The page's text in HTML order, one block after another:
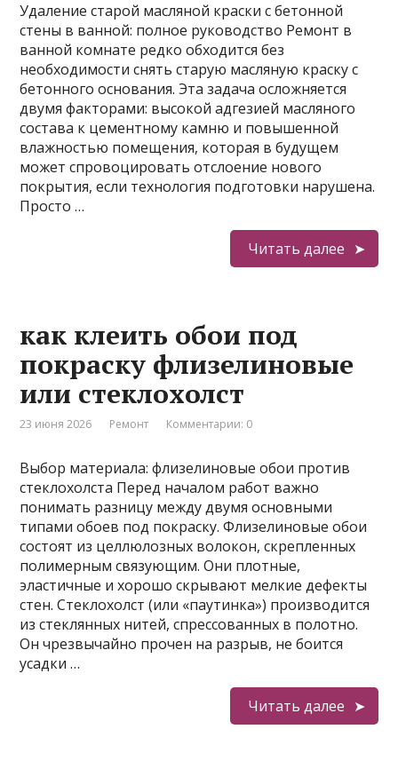
Удаление старой масляной краски с бетонной
стены в ванной: полное руководство Ремонт в
ванной комнате редко обходится без
необходимости снять старую масляную краску с
бетонного основания. Эта задача осложняется
двумя факторами: высокой адгезией масляного
состава к цементному камню и повышенной
влажностью помещения, которая в будущем
может спровоцировать отслоение нового
покрытия, если технология подготовки нарушена.
Просто …
Читать далее
как клеить обои под
покраску флизелиновые
или стеклохолст
23 июня 2026 Ремонт Комментарии: 0
Выбор материала: флизелиновые обои против
стеклохолста Перед началом работ важно
понимать разницу между двумя основными
типами обоев под покраску. Флизелиновые обои
состоят из целлюлозных волокон, скрепленных
полимерным связующим. Они плотные,
эластичные и хорошо скрывают мелкие дефекты
стен. Стеклохолст (или «паутинка») производится
из стеклянных нитей, спрессованных в полотно.
Он чрезвычайно прочен на разрыв, не боится
усадки …
Читать далее